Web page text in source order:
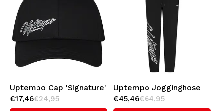
Uptempo Cap 'Signature'
€17,46€24,95
Uptempo Jogginghose
'Signature'
€45,46€64,95